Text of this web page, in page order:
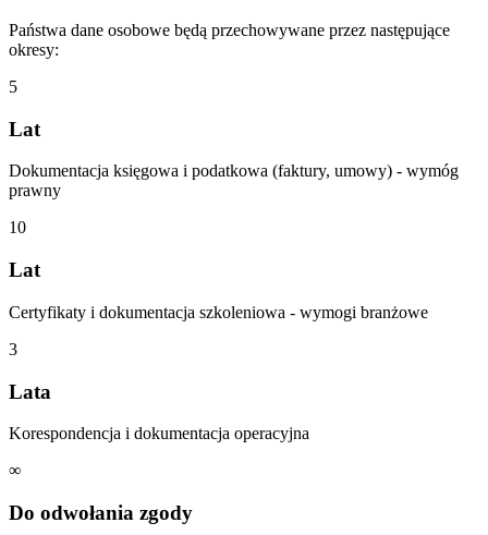
Państwa dane osobowe będą przechowywane przez następujące
okresy:
5
Lat
Dokumentacja księgowa i podatkowa (faktury, umowy) - wymóg
prawny
10
Lat
Certyfikaty i dokumentacja szkoleniowa - wymogi branżowe
3
Lata
Korespondencja i dokumentacja operacyjna
∞
Do odwołania zgody